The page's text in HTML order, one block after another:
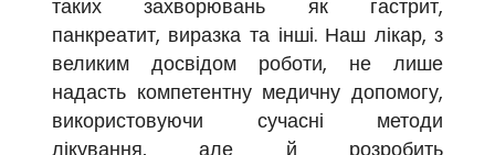
таких захворювань як гастрит,
панкреатит, виразка та інші. Наш лікар, з
великим досвідом роботи, не лише
надасть компетентну медичну допомогу,
використовуючи сучасні методи
лікування, але й розробить